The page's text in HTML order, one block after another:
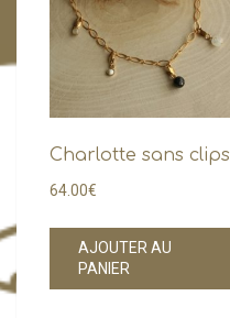
Charlotte sans clips
64.00€
AJOUTER AU
PANIER